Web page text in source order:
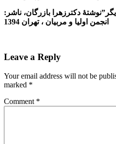
دکترزهرا بازرگان، ناشر:
انجمن اولیا و مربیان ، تهران 1394
Leave a Reply
Your email address will not be
marked *
Comment *